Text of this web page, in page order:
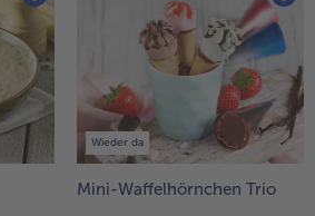
Wieder da
Mini-Waffelhörnchen Trio